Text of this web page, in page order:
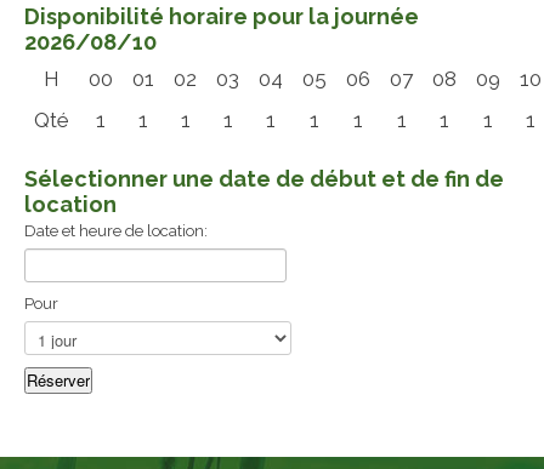
Disponibilité horaire pour la journée
2026/08/10
H 00 01 02 03 04 05 06 07 08 09
10
Qté
1 1 1 1 1 1 1 1 1 1 1
Sélectionner une date de début et de fin de
location
Date et heure de location:
Pour